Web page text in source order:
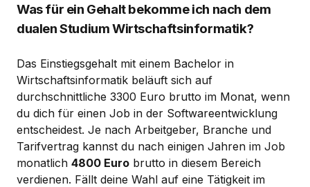
Was für ein Gehalt bekomme ich nach dem
dualen Studium Wirtschaftsinformatik?
Das Einstiegsgehalt mit einem Bachelor in
Wirtschaftsinformatik beläuft sich auf
durchschnittliche 3300 Euro brutto im Monat, wenn
du dich für einen Job in der Softwareentwicklung
entscheidest. Je nach Arbeitgeber, Branche und
Tarifvertrag kannst du nach einigen Jahren im Job
monatlich 4800 Euro brutto in diesem Bereich
verdienen. Fällt deine Wahl auf eine Tätigkeit im